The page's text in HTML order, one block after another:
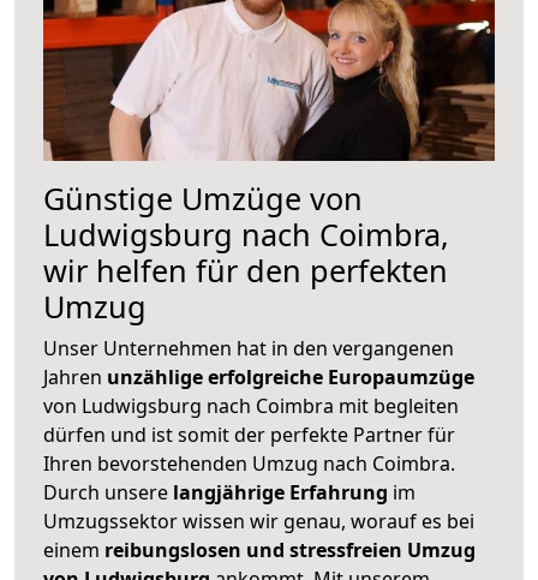
Günstige Umzüge von
Ludwigsburg nach Coimbra,
wir helfen für den perfekten
Umzug
Unser Unternehmen hat in den vergangenen
Jahren unzählige erfolgreiche Europaumzüge
von Ludwigsburg nach Coimbra mit begleiten
dürfen und ist somit der perfekte Partner für
Ihren bevorstehenden Umzug nach Coimbra.
Durch unsere langjährige Erfahrung im
Umzugssektor wissen wir genau, worauf es bei
einem reibungslosen und stressfreien Umzug